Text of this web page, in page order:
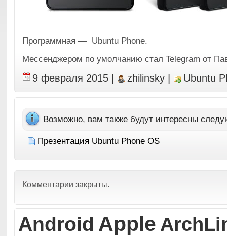
Программная — Ubuntu Phone.
Мессенджером по умолчанию стал Telegram от
9 февраля 2015 zhilinsky Ubuntu
Возможно, вам также будут интересны
Презентация Ubuntu Phone OS
Комментарии закрыты.
Android Apple